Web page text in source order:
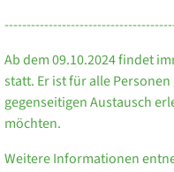
Ab dem 09.10.2024 findet
statt. Er ist für alle
gegenseitigen Austausch
möchten.
Weitere Informationen